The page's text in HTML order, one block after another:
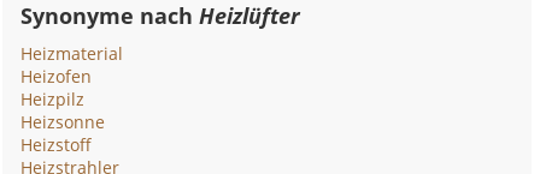
Synonyme nachHeizlüfter
Heizmaterial
Heizofen
Heizpilz
Heizsonne
Heizstoff
Heizstrahler